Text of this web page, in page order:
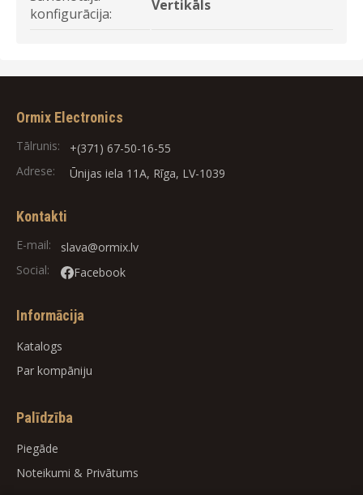
konfigurācija:
Vertikāls
Ormix Electronics
Tālrunis:
+(371) 67-50-16-55
Adrese:
Ūnijas iela 11A, Rīga, LV-1039
Kontakti
E-mail:
slava@ormix.lv
Social:
Facebook
Informācija
Katalogs
Par kompāniju
Palīdzība
Piegāde
Noteikumi & Privātums